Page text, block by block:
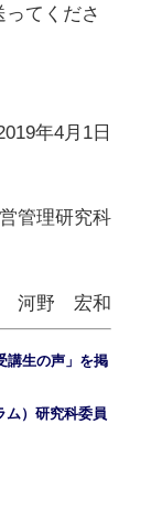
てくださ
年4月1日
管理研究科
河野 宏和
生の声」を掲
ム）研究科委員